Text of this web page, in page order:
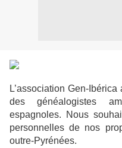
L’association Gen-
des généalogistes
espagnoles. Nous
personnelles de nos
outre-Pyrénées.